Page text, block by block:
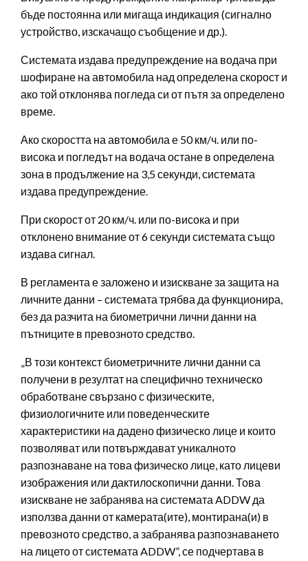
бъде постоянна или мигаща индикация (сигнално
устройство, изскачащо съобщение и др.).
Системата издава предупреждение на водача при
шофиране на автомобила над определена скорост и
ако той отклонява погледа си от пътя за определено
време.
Ако скоростта на автомобила е 50 км/ч. или по-
висока и погледът на водача остане в определена
зона в продължение на 3,5 секунди, системата
издава предупреждение.
При скорост от 20 км/ч. или по-висока и при
отклонено внимание от 6 секунди системата също
издава сигнал.
В регламента е заложено и изискване за защита на
личните данни – системата трябва да функционира,
без да разчита на биометрични лични данни на
пътниците в превозното средство.
„В този контекст биометричните лични данни са
получени в резултат на специфично техническо
обработване свързано с физическите,
физиологичните или поведенческите
характеристики на дадено физическо лице и които
позволяват или потвърждават уникалното
разпознаване на това физическо лице, като лицеви
изображения или дактилоскопични данни. Това
изискване не забранява на системата ADDW да
използва данни от камерата(ите), монтирана(и) в
превозното средство, а забранява разпознаването
на лицето от системата ADDW”, се подчертава в